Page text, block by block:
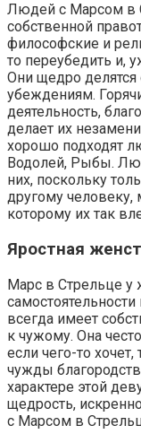
Людей с Марсом в
собственной
философские и
то переубедить и,
Они щедро
убеждениям.
деятельность,
делает их
хорошо подходят
Водолей, Рыбы.
них, поскольку
другому человеку,
которому их так
Яростная
Марс в Стрельце у
всегда имеет
к чужому. Она
если чего-то
чужды
характере этой
щедрость,
с Марсом в